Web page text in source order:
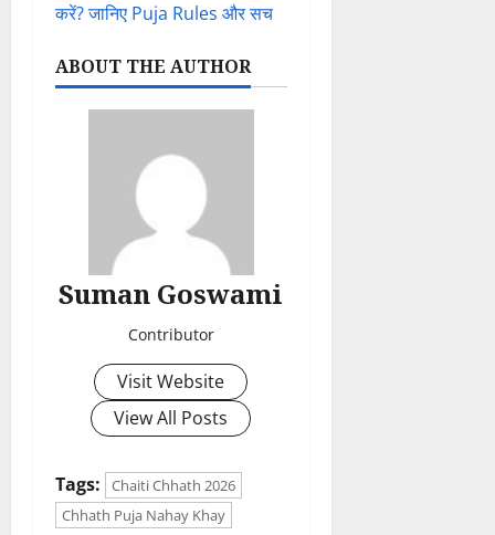
करें? जानिए Puja Rules और सच
ABOUT THE AUTHOR
Suman Goswami
Contributor
Visit Website
View All Posts
Tags:
Chaiti Chhath 2026
Chhath Puja Nahay Khay